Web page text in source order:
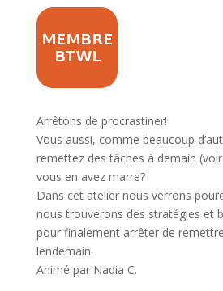
Arrêtons de procrastiner!
Vous aussi, comme beaucoup
remettez des tâches à demain
vous en avez marre?
Dans cet atelier nous verrons
nous trouverons des stratégies et
pour finalement arrêter de
lendemain.
Animé par Nadia C.